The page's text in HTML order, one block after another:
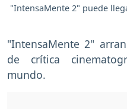
"IntensaMente 2" puede
"IntensaMente 2"
de crítica
mundo.